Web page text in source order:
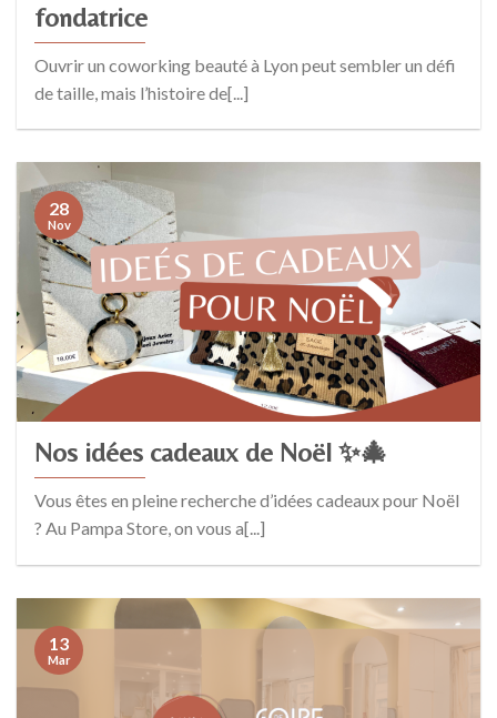
fondatrice
Ouvrir un coworking beauté à Lyon peut sembler un défi
de taille, mais l’histoire de[...]
Nos idées cadeaux de Noël ✨🎄
Vous êtes en pleine recherche d’idées cadeaux pour Noël
? Au Pampa Store, on vous a[...]
28
Nov
13
Mar